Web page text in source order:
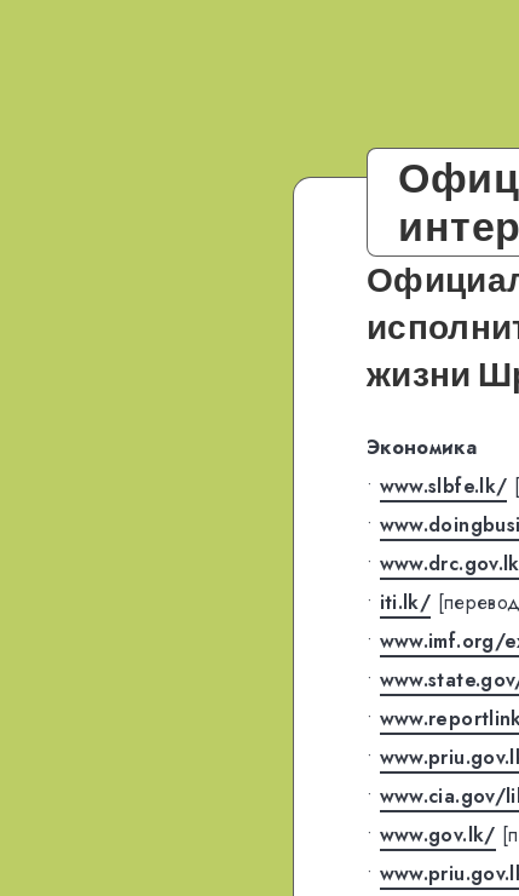
жизни
Экономика
• www.slbfe.lk/
•
•
• iti.lk/
• www.imf.org/
•
•
•
• www.cia.gov/
• www.gov.lk/
•